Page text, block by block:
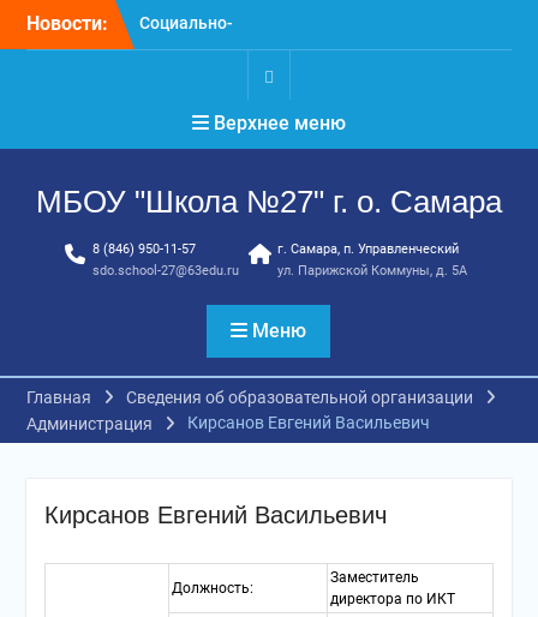
Новости:
Социально-
психологическое
профилактика, забота и
опора для вашей семьи
«Уроки географии»
Верхнее меню
МБОУ "Школа №27" г. о. Самара
8 (846) 950-11-57
sdo.school-27@63edu.ru
г. Самара, п. Управленческий
ул. Парижской Коммуны, д. 5А
Меню
Главная
Сведения об образовательной организации
Администрация
Кирсанов Евгений Васильевич
Кирсанов Евгений Васильевич
Должность:
Заместитель
директора по ИКТ